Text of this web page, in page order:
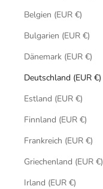
Belgien (EUR €)
Bulgarien (EUR €)
Dänemark (EUR €)
Deutschland (EUR €)
Estland (EUR €)
Finnland (EUR €)
Frankreich (EUR €)
Griechenland (EUR €)
Irland (EUR €)